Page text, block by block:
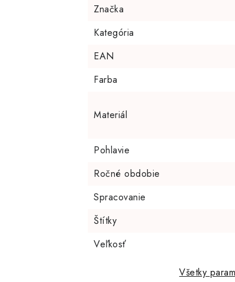
Značka
Kategória
EAN
Farba
Materiál
Pohlavie
Ročné obdobie
Spracovanie
Štítky
Veľkosť
Všetky